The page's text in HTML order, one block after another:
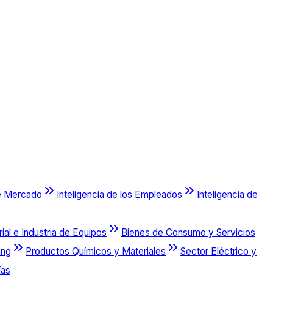
Mercado Inteligencia de los Empleados
Inteligencia de
e Industria de Equipos
Bienes de Consumo y Servicios
Productos Químicos y Materiales
Sector Eléctrico y